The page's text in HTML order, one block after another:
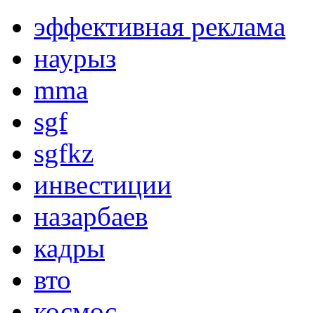
эффективная реклама
наурыз
mma
sgf
sgfkz
инвестиции
назарбаев
кадры
вто